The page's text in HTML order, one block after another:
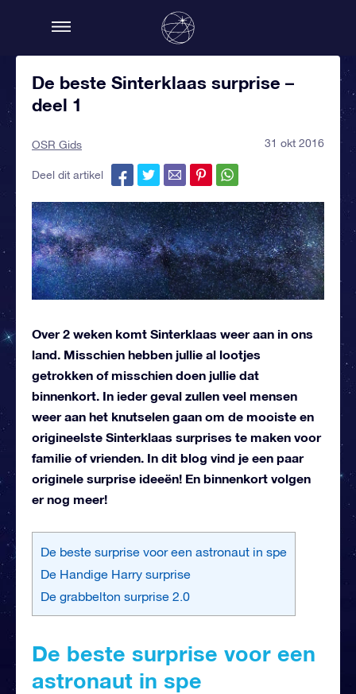
De beste Sinterklaas surprise –
deel 1
OSR Gids 31 okt 2016
Deel dit artikel
Over 2 weken komt Sinterklaas weer aan in ons
land. Misschien hebben jullie al lootjes
getrokken of misschien doen jullie dat
binnenkort. In ieder geval zullen veel mensen
weer aan het knutselen gaan om de mooiste en
origineelste Sinterklaas surprises te maken voor
familie of vrienden. In dit blog vind je een paar
originele surprise ideeën! En binnenkort volgen
er nog meer!
De beste surprise voor een astronaut in spe
De Handige Harry surprise
De grabbelton surprise 2.0
De beste surprise voor een
astronaut in spe